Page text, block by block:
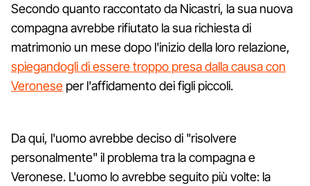
Secondo quanto raccontato da Nicastri, la sua nuova
compagna avrebbe rifiutato la sua richiesta di
matrimonio un mese dopo l'inizio della loro relazione,
spiegandogli di essere troppo presa dalla causa con
Veronese per l'affidamento dei figli piccoli.
Da qui, l'uomo avrebbe deciso di "risolvere
personalmente" il problema tra la compagna e
Veronese. L'uomo lo avrebbe seguito più volte: la